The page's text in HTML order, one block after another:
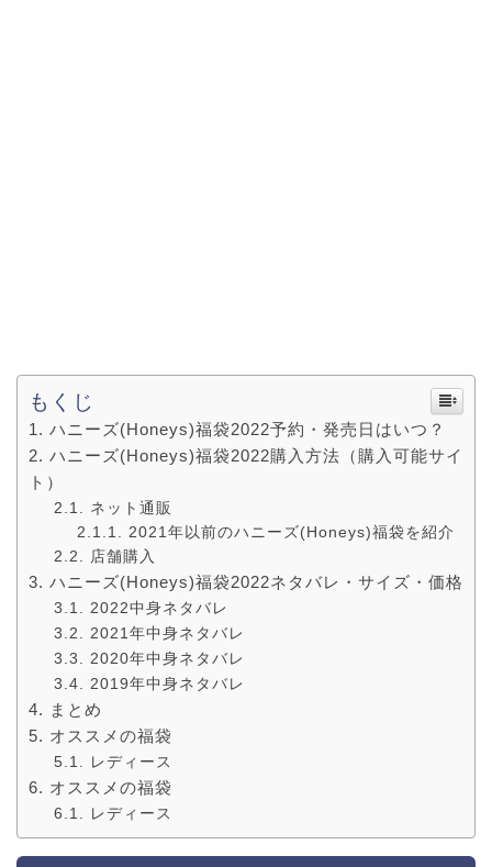
もくじ
ハニーズ(Honeys)福袋2022予約・発売日はいつ？
ハニーズ(Honeys)福袋2022購入方法（購入可能サイ
ト）
ネット通販
2021年以前のハニーズ(Honeys)福袋を紹介
店舗購入
ハニーズ(Honeys)福袋2022ネタバレ・サイズ・価格
2022中身ネタバレ
2021年中身ネタバレ
2020年中身ネタバレ
2019年中身ネタバレ
まとめ
オススメの福袋
レディース
オススメの福袋
レディース